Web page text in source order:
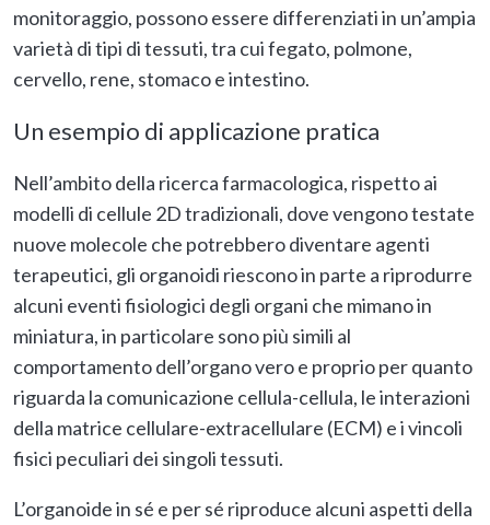
monitoraggio, possono essere differenziati in un’ampia
varietà di tipi di tessuti, tra cui fegato, polmone,
cervello, rene, stomaco e intestino.
Un esempio di applicazione pratica
Nell’ambito della ricerca farmacologica, rispetto ai
modelli di cellule 2D tradizionali, dove vengono testate
nuove molecole che potrebbero diventare agenti
terapeutici, gli organoidi riescono in parte a riprodurre
alcuni eventi fisiologici degli organi che mimano in
miniatura, in particolare sono più simili al
comportamento dell’organo vero e proprio per quanto
riguarda la comunicazione cellula-cellula, le interazioni
della matrice cellulare-extracellulare (ECM) e i vincoli
fisici peculiari dei singoli tessuti.
L’organoide in sé e per sé riproduce alcuni aspetti della